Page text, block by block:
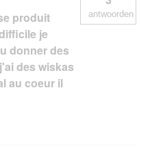
produit
je
donner des
des wiskas
au coeur il
antwoorden